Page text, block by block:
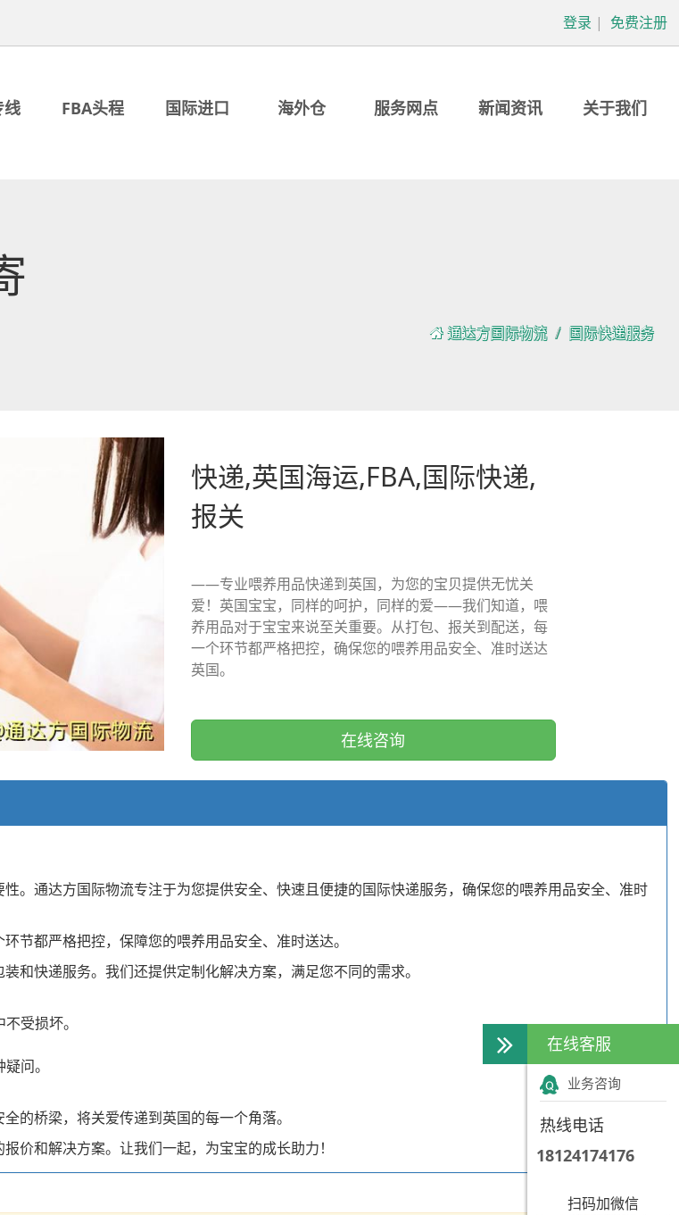
登录 | 免费注册
线 FBA头程 国际进口 海外仓 服务网点 新闻资讯 关于我们
通达方国际物流 国际快递服务
快递,英国海运,FBA,国际快递,
报关
——专业喂养用品快递到英国，为您的宝贝提供无忧关
爱！英国宝宝，同样的呵护，同样的爱——我们知道，喂
养用品对于宝宝来说至关重要。从打包、报关到配送，每
一个环节都严格把控，确保您的喂养用品安全、准时送达
英国。
在线咨询
。通达方国际物流专注于为您提供安全、快速且便捷的国际快递服务，确保您的喂养用品安全、准时
节都严格把控，保障您的喂养用品安全、准时送达。
和快递服务。我们还提供定制化解决方案，满足您不同的需求。
受损坏。
问。
的桥梁，将关爱传递到英国的每一个角落。
价和解决方案。让我们一起，为宝宝的成长助力！
在线客服
业务咨询
热线电话
18124174176
扫码加微信